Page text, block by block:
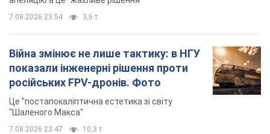
7.08.2026 23:54 3,6 т.
Війна змінює не лише тактику: в НГУ
показали інженерні рішення проти
російських FPV-дронів. Фото
Це "постапокаліптична естетика зі світу
"Шаленого Макса"
7.08.2026 23:47 10,3 т.